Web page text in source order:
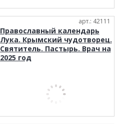
арт.: 42111
Православный календарь
Лука. Крымский чудотворец.
Святитель. Пастырь. Врач на
2025 год